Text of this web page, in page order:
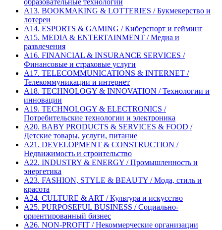
образовательные технологии
A13. BOOKMAKING & LOTTERIES / Букмекерство и
лотереи
A14. ESPORTS & GAMING / Киберспорт и гейминг
A15. MEDIA & ENTERTAINMENT / Медиа и
развлечения
A16. FINANCIAL & INSURANCE SERVICES /
Финансовые и страховые услуги
A17. TELECOMMUNICATIONS & INTERNET /
Телекоммуникации и интернет
A18. TECHNOLOGY & INNOVATION / Технологии и
инновации
A19. TECHNOLOGY & ELECTRONICS /
Потребительские технологии и электроника
A20. BABY PRODUCTS & SERVICES & FOOD /
Детские товары, услуги, питание
A21. DEVELOPMENT & CONSTRUCTION /
Недвижимость и строительство
A22. INDUSTRY & ENERGY / Промышленность и
энергетика
A23. FASHION, STYLE & BEAUTY / Мода, стиль и
красота
A24. CULTURE & ART / Культура и искусство
A25. PURPOSEFUL BUSINESS / Социально-
ориентированный бизнес
A26. NON-PROFIT / Некоммерческие организации